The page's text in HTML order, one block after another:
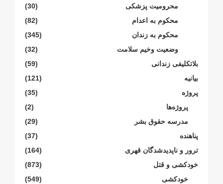
محرومیت پزشکی
(30)
محکوم بە اعدام
(82)
محکوم بە زندان
(345)
وضعیت وخیم سلامت
(32)
بلاتکلیفی زندانی
(59)
بیانیە
(121)
پروژە
(35)
پروژەها
(2)
مدرسە حقوق بشر
(29)
پناهنده
(37)
ترور و ناپدیدشدگان قهری
(164)
خودکشی و قتل
(873)
خودکشی
(549)